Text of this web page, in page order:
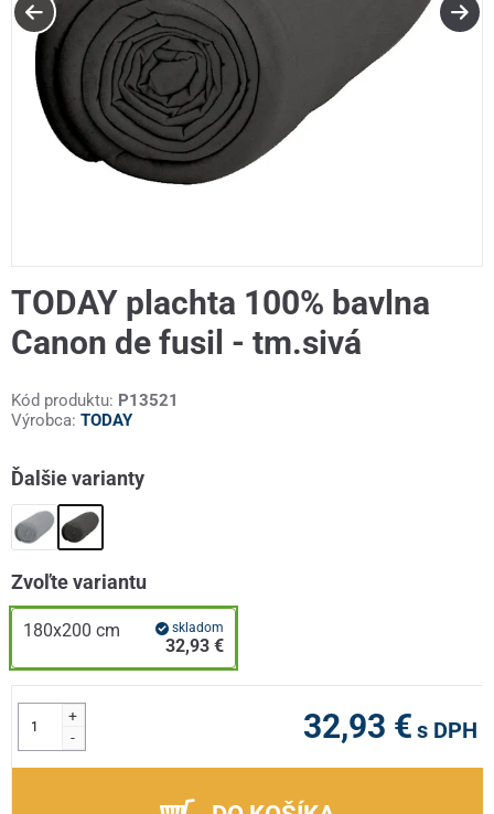
TODAY plachta 100% bavlna
Canon de fusil - tm.sivá
Kód produktu: P13521
Výrobca: TODAY
Ďalšie varianty
Zvoľte variantu
180x200 cm skladom
32,93 €
+
-
32,93 € s DPH